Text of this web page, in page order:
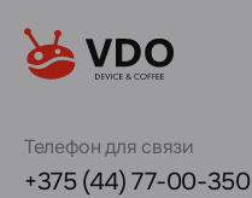
Телефон для связи
+375 (44) 77-00-350